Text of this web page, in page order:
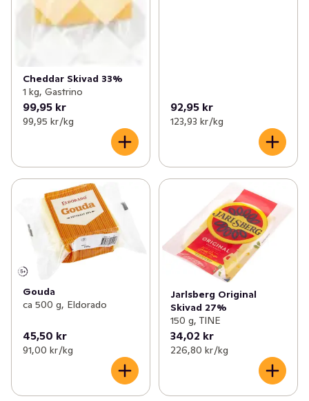
Cheddar Skivad 33%
1 kg, Gastrino
99,95 kr
99,95 kr /kg
92,95 kr
123,93 kr /kg
Gouda
ca 500 g, Eldorado
45,50 kr
91,00 kr /kg
Jarlsberg Original
Skivad 27%
150 g, TINE
34,02 kr
226,80 kr /kg